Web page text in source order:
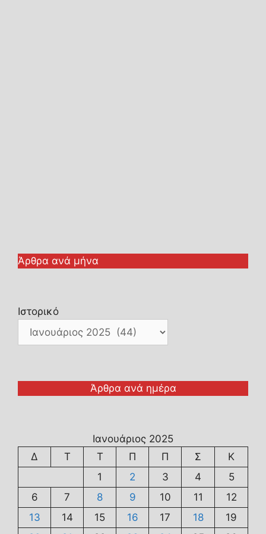
Άρθρα ανά μήνα
Ιστορικό
Άρθρα ανά ημέρα
Ιανουάριος 2025
Δ
Τ Τ Π Π Σ
Κ
1
2 3 4
5
6
7 8 9 10 11
12
13
14 15 16 17 18
19